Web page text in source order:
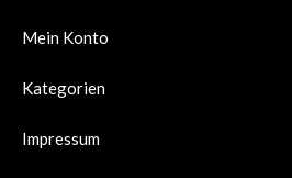
Mein Konto
Kategorien
Impressum